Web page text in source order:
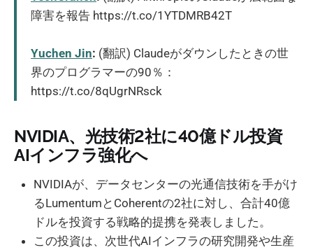
障害を報告 https://t.co/1YTDMRB42T
Yuchen Jin: (翻訳) Claudeがダウンしたときの世
界のプログラマーの90％：
https://t.co/8qUgrNRsck
NVIDIA、光技術2社に40億ドル投資
AIインフラ強化へ
NVIDIAが、データセンターの光通信技術を手がけ
るLumentumとCoherentの2社に対し、合計40億
ドルを投資する戦略的提携を発表しました。
この投資は、次世代AIインフラの研究開発や生産